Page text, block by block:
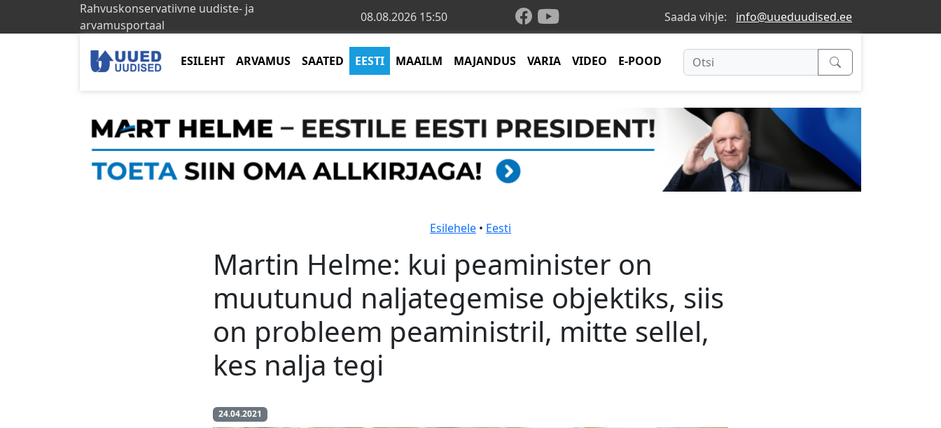
Rahvuskonservatiivne uudiste- ja
arvamusportaal
08.08.2026 15:50 Saada vihje: info@uueduudised.ee
ESILEHT ARVAMUS SAATED EESTI MAAILM MAJANDUS VARIA VIDEO E-POOD
Esilehele • Eesti
Martin Helme: kui peaminister on
muutunud naljategemise objektiks, siis
on probleem peaministril, mitte sellel,
kes nalja tegi
24.04.2021